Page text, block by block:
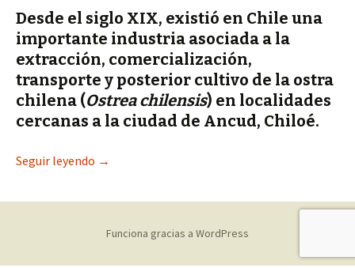
Desde el siglo XIX, existió en Chile una
importante industria asociada a la
extracción, comercialización,
transporte y posterior cultivo de la ostra
chilena (Ostrea chilensis) en localidades
cercanas a la ciudad de Ancud, Chiloé.
Seguir leyendo Historia de la Ostra chilena (Ostrea chilensis
→
Funciona gracias a WordPress